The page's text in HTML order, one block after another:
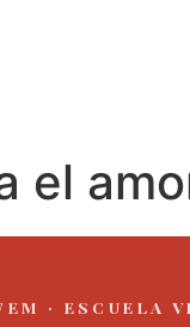
el
· ESCUELA